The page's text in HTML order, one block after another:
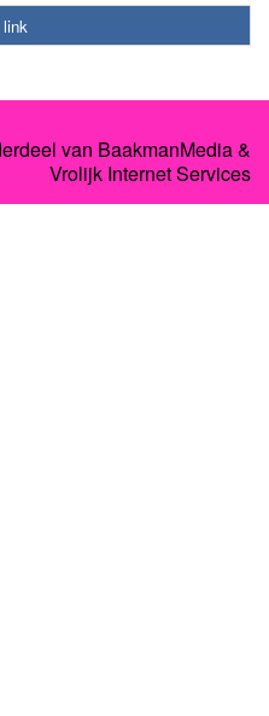
van BaakmanMedia&
Vrolijk Internet Services